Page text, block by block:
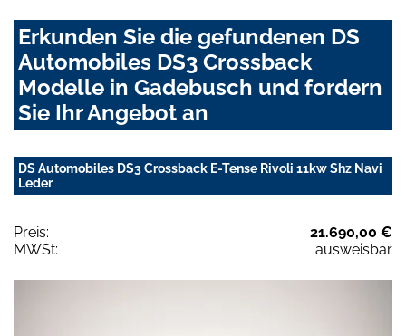
Erkunden Sie die gefundenen DS
Automobiles DS3 Crossback
Modelle in Gadebusch und fordern
Sie Ihr Angebot an
DS Automobiles DS3 Crossback E-Tense Rivoli 11kw Shz Navi
Leder
Preis:
21.690,00 €
MWSt:
ausweisbar